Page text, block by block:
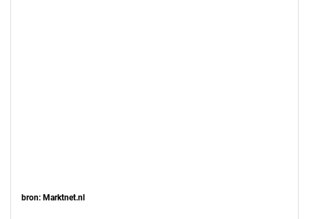
bron: Marktnet.nl